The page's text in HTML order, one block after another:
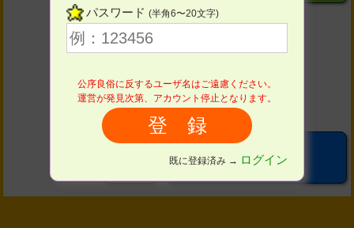
４ ５
６
７
８
９
０
こたえる
パスワード (半角6〜20文字)
公序良俗に反するユーザ名はご遠慮ください。
運営が発見次第、アカウント停止となります。
既に登録済み → ログイン